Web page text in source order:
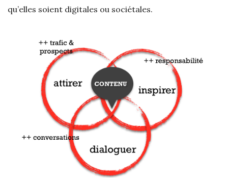
qu’elles soient digitales ou sociétales.